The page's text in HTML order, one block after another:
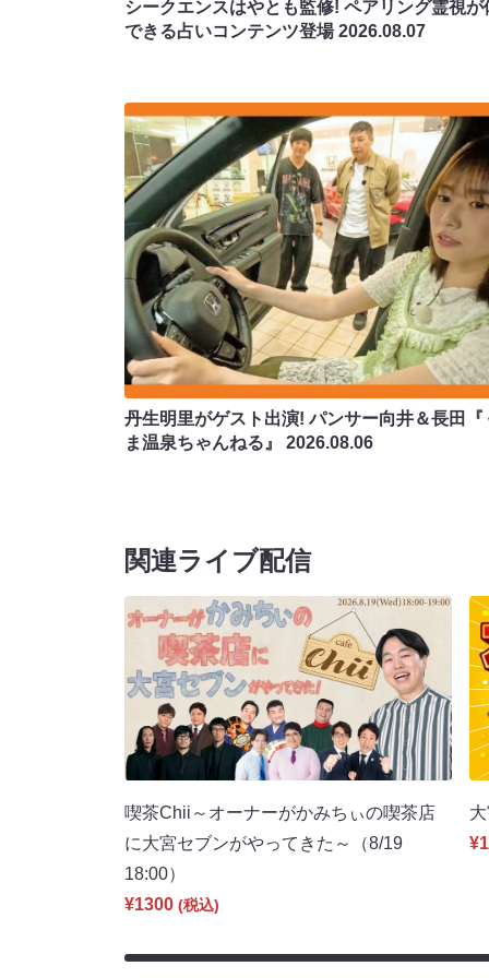
シークエンスはやとも監修! ペアリング霊視が
できる占いコンテンツ登場2026.08.07
丹生明里がゲスト出演! パンサー向井＆長田『
ま温泉ちゃんねる』 2026.08.06
関連ライブ配信
喫茶Chii～オーナーがかみちぃの喫茶店
に大宮セブンがやってきた～（8/19
18:00）
¥1300 (税込)